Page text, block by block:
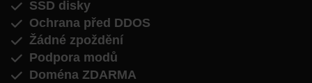
SSD disky
Ochrana před DDOS
Žádné zpoždění
Podpora modů
Doména ZDARMA